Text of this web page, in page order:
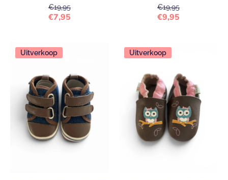
€19,95
€7,95
€19,95
€9,95
Uitverkoop Uitverkoop